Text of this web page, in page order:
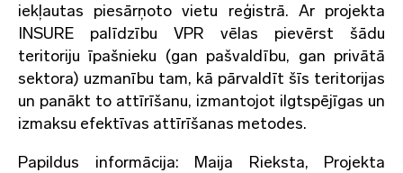
iekļautas piesārņoto vietu reģistrā. Ar projekta
INSURE palīdzību VPR vēlas pievērst šādu
teritoriju īpašnieku (gan pašvaldību, gan privātā
sektora) uzmanību tam, kā pārvaldīt šīs teritorijas
un panākt to attīrīšanu, izmantojot ilgtspējīgas un
izmaksu efektīvas attīrīšanas metodes.
Papildus informācija: Maija Rieksta, Projekta